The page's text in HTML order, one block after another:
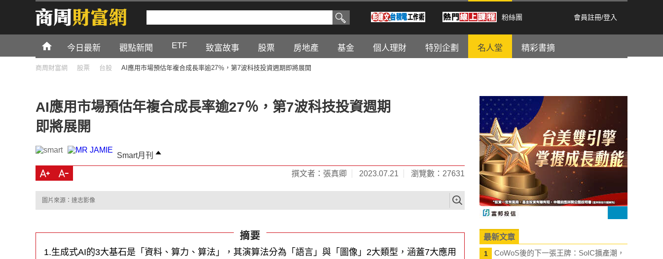
粉絲團 會員註冊/登入
今日最新 觀點新聞 ETF 致富故事 股票 房地產 基金 個人理財 特別企劃 名人堂 精彩書摘
商周財富網 股票 台股 AI應用市場預估年複合成長率逾27％，第7波科技投資週期即將展開
AI應用市場預估年複合成長率逾27％，第7波科技投資週期
即將展開
Smart月刊
撰文者：張真卿 2023.07.21 瀏覽數：27631
圖片來源：達志影像
摘要
1.生成式AI的3大基石是「資料、算力、算法」，其演算法分為「語言」與「圖像」2大類型，涵蓋7大應用
最新文章
1
CoWoS後的下一張王牌：SoIC擴產潮，